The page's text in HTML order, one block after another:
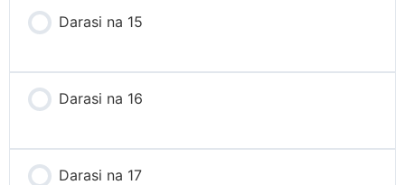
Darasi na 15
Darasi na 16
Darasi na 17